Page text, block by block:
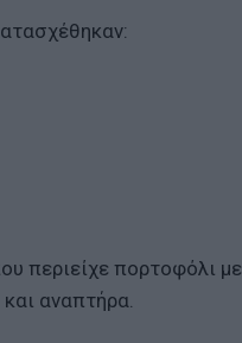
περιείχε πορτοφόλι
αναπτήρα.